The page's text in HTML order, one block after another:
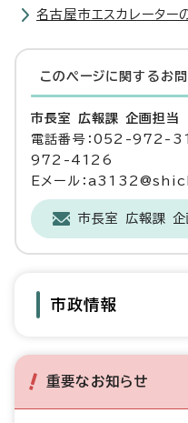
名古屋市エスカレーター
このページに関する お
市長室 広報課 企画担当
電話番号：052-972-
972-4126
Eメール：
市長室 広報課 企
市政情報
重要なお知らせ